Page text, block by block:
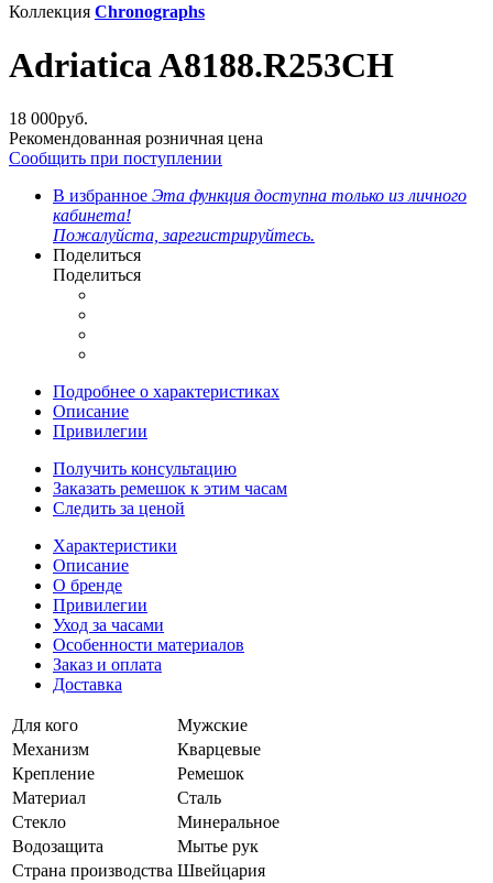
Коллекция Chronographs
Adriatica A8188.R253CH
18 000руб.
Рекомендованная розничная цена
Сообщить при поступлении
В избранное Эта функция доступна только из личного
кабинета!
Пожалуйста, зарегистрируйтесь.
Поделиться
Поделиться
Подробнее о характеристиках
Описание
Привилегии
Получить консультацию
Заказать ремешок к этим часам
Следить за ценой
Характеристики
Описание
О бренде
Привилегии
Уход за часами
Особенности материалов
Заказ и оплата
Доставка
Для кого
Мужские
Механизм
Кварцевые
Крепление
Ремешок
Материал
Сталь
Стекло
Минеральное
Водозащита
Мытье рук
Страна производства Швейцария